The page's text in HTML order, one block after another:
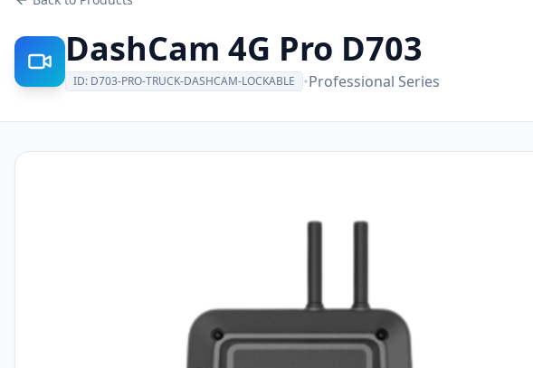
DashCam 4G Pro D703
ID: D703-PRO-TRUCK-DASHCAM-LOCKABLE •Professional Series